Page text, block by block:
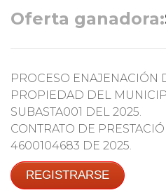
Oferta ganadora:
PROCESO ENAJENACIÓN
PROPIEDAD DEL
SUBASTA001 DEL 2025.
CONTRATO DE
4600104683 DE 2025.
REGISTRARSE